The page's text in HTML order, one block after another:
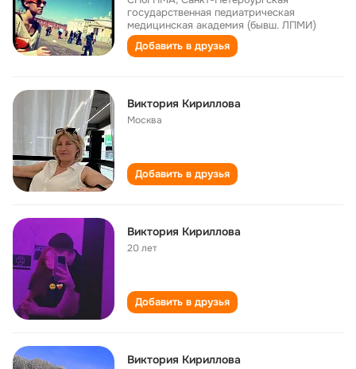
государственная педиатрическая
медицинская академия (бывш. ЛПМИ)
Добавить в друзья
Виктория Кириллова
Москва
Добавить в друзья
Виктория Кириллова
20 лет
Добавить в друзья
Виктория Кириллова